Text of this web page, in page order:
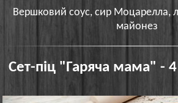
Вершковий соус, сир Моцарелла,
майонез
Сет-піц "Гаряча мама" -